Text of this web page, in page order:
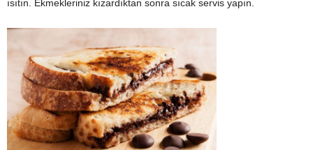
ısıtın. Ekmekleriniz kızardıktan sonra sıcak servis yapın.